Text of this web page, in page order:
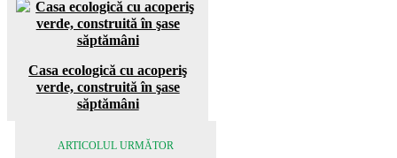
Casa ecologică cu acoperiş
verde, construită în şase
săptămâni
ARTICOLUL URMĂTOR